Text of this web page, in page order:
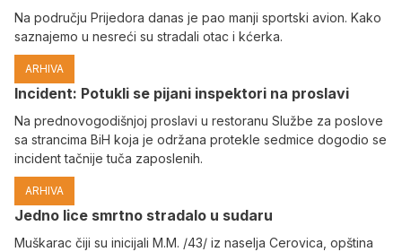
Na području Prijedora danas je pao manji sportski avion. Kako
saznajemo u nesreći su stradali otac i kćerka.
ARHIVA
Incident: Potukli se pijani inspektori na proslavi
Na prednovogodišnjoj proslavi u restoranu Službe za poslove
sa strancima BiH koja je održana protekle sedmice dogodio se
incident tačnije tuča zaposlenih.
ARHIVA
Јedno lice smrtno stradalo u sudaru
Muškarac čiji su inicijali M.M. /43/ iz naselja Cerovica, opština